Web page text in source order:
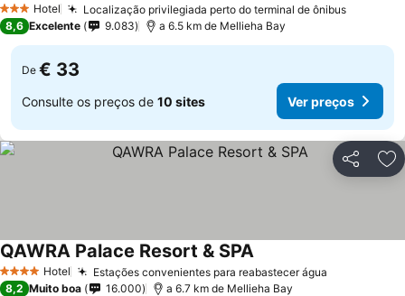
3 EstrelasHotel Localização privilegiada perto do terminal de ônibus
8,6 Excelente 9.083 a 6.5 km de Mellieha Bay
De € 33
Consulte os preços de 10 sites Ver preços
Partilhar
4 EstrelasHotel Estações convenientes para reabastecer água
QAWRA Palace Resort & SPA
8,2 Muito boa 16.000 a 6.7 km de Mellieha Bay